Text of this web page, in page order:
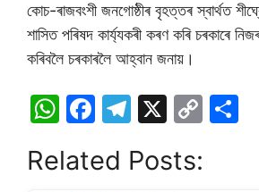
কোচ-ৰাজবংশী জনগোষ্ঠীৰ বৃহত্তৰ স্বাৰ্থত
শাসিত পৰিষদ কাৰ্য্যকৰী কৰণ কৰি চৰকাৰে
কৰিবলৈ চৰকাৰলৈ আহ্বান জনায়।
W
at
F
c
T
e
X
C
Related Posts: